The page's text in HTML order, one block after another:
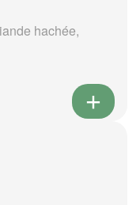
hachée,